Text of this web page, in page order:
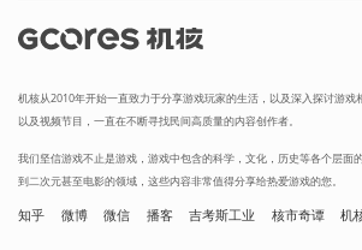
机核从2010年开始一直致力于分享游戏玩家的生活，以及深入探讨游戏
以及视频节目，一直在不断寻找民间高质量的内容创作者。
我们坚信游戏不止是游戏，游戏中包含的科学，文化，历史等各个层面
到二次元甚至电影的领域，这些内容非常值得分享给热爱游戏的您。
知乎 微博 微信 播客 吉考斯工业 核市奇谭 机